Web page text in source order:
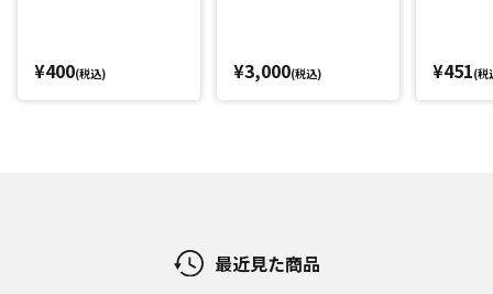
¥400(税込) ¥3,000(税込) ¥451(税
最近見た商品